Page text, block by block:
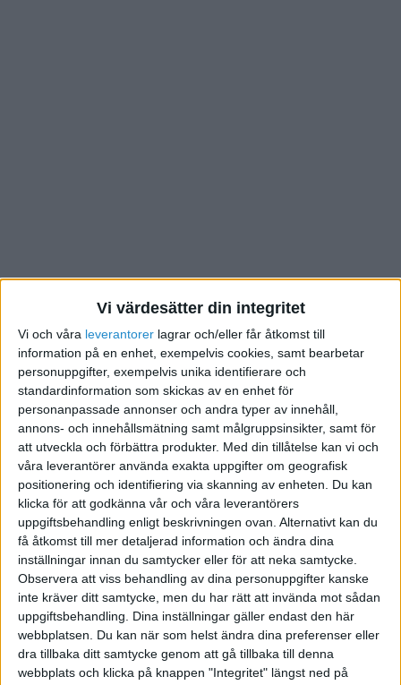
Vi värdesätter din integritet
Vi och våra leverantorer lagrar och/eller får åtkomst till
information på en enhet, exempelvis cookies, samt bearbetar
personuppgifter, exempelvis unika identifierare och
standardinformation som skickas av en enhet för
personanpassade annonser och andra typer av innehåll,
annons- och innehållsmätning samt målgruppsinsikter, samt för
att utveckla och förbättra produkter. Med din tillåtelse kan vi och
våra leverantörer använda exakta uppgifter om geografisk
positionering och identifiering via skanning av enheten. Du kan
klicka för att godkänna vår och våra leverantörers
uppgiftsbehandling enligt beskrivningen ovan. Alternativt kan du
få åtkomst till mer detaljerad information och ändra dina
inställningar innan du samtycker eller för att neka samtycke.
Observera att viss behandling av dina personuppgifter kanske
inte kräver ditt samtycke, men du har rätt att invända mot sådan
uppgiftsbehandling. Dina inställningar gäller endast den här
webbplatsen. Du kan när som helst ändra dina preferenser eller
dra tillbaka ditt samtycke genom att gå tillbaka till denna
webbplats och klicka på knappen "Integritet" längst ned på
Låt oss börja från början. Blockkedjan är en finansiell
revolution i grunden och för att verkligen förstå varför
den är här så måste man förstå vart ifrån vi kommer.
Därför skulle jag vilja börja med salt och kossor.
Blockkedjan är nämligen en naturlig förlängning på